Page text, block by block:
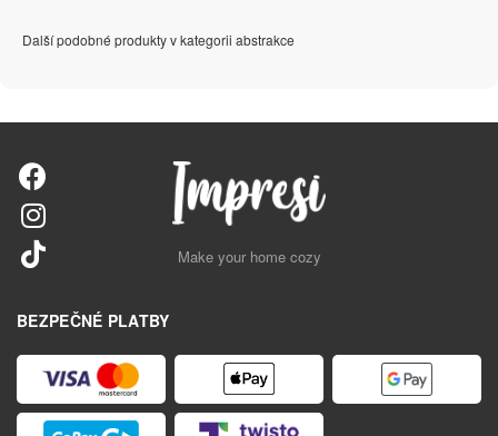
Další podobné produkty v kategorii abstrakce
Make your home cozy
BEZPEČNÉ PLATBY